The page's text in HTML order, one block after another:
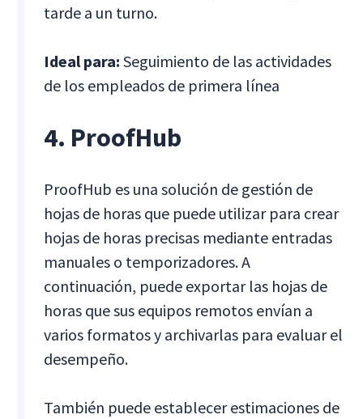
tarde a un turno.
Ideal para:Seguimiento de las actividades
de los empleados de primera línea
4. ProofHub
ProofHub es una solución de gestión de
hojas de horas que puede utilizar para crear
hojas de horas precisas mediante entradas
manuales o temporizadores. A
continuación, puede exportar las hojas de
horas que sus equipos remotos envían a
varios formatos y archivarlas para evaluar el
desempeño.
También puede establecer estimaciones de